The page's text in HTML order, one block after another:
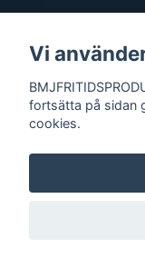
Sociala medier
©
Vi
fortsätta på sidan
cookies.